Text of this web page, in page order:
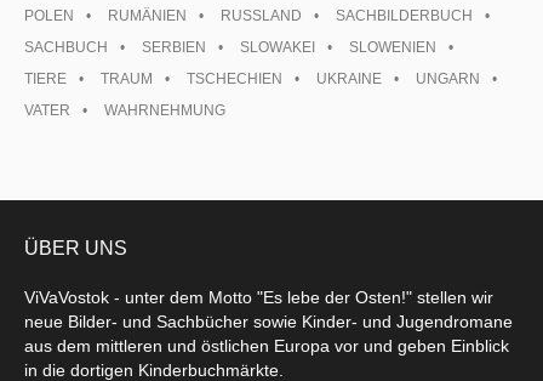
POLEN
RUMÄNIEN RUSSLAND
SACHBILDERBUCH
SACHBUCH
SERBIEN SLOWAKEI
SLOWENIEN
TIERE
TRAUM TSCHECHIEN UKRAINE
UNGARN
VATER
WAHRNEHMUNG
ÜBER UNS
ViVaVostok - unter dem Motto "Es lebe der Osten!" stellen wir
neue Bilder- und Sachbücher sowie Kinder- und Jugendromane
aus dem mittleren und östlichen Europa vor und geben Einblick
in die dortigen Kinderbuchmärkte.